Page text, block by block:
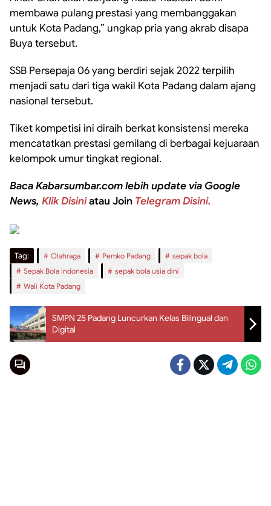
membawa pulang prestasi yang membanggakan
untuk Kota Padang,” ungkap pria yang akrab disapa
Buya tersebut.
SSB Persepaja 06 yang berdiri sejak 2022 terpilih
menjadi satu dari tiga wakil Kota Padang dalam ajang
nasional tersebut.
Tiket kompetisi ini diraih berkat konsistensi mereka
mencatatkan prestasi gemilang di berbagai kejuaraan
kelompok umur tingkat regional.
Baca Kabarsumbar.com lebih update via Google
News, Klik Disiniatau Join Telegram Disini.
Tag: Olahraga Pemko Padang
sepak bola
Sepak Bola Indonesia
sepak bola usia dini
Wali Kota Padang
SMPN 25 Padang Luncurkan Kelas Bilingual dan
Digital